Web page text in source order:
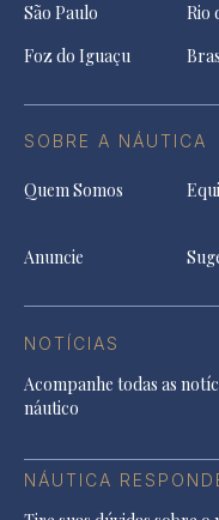
São Paulo Rio
Foz do Iguaçu
SOBRE A NÁUTICA
Quem Somos
Anuncie
NOTÍCIAS
Acompanhe todas as
náutico
NÁUTICA